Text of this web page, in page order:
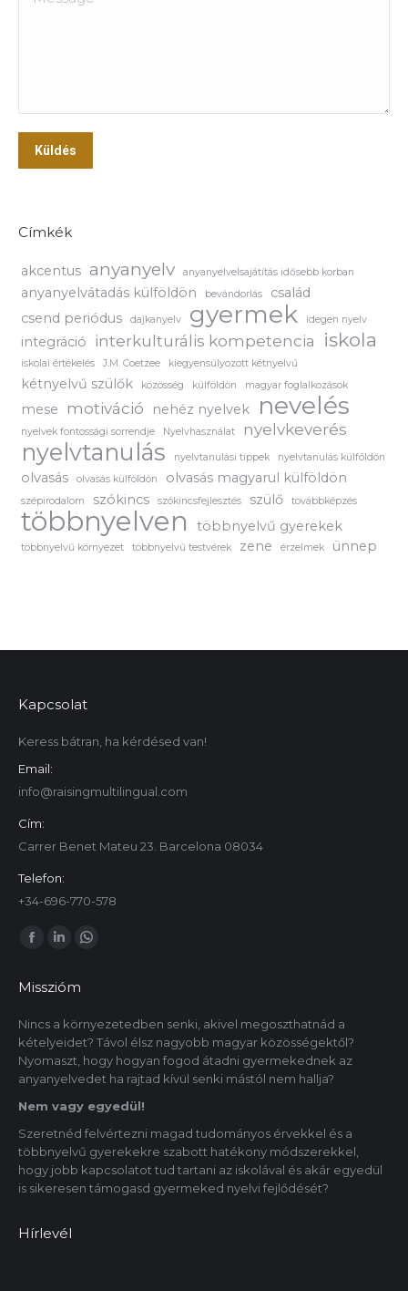
Küldés
Címkék
akcentus anyanyelv anyanyelvelsajátítás idősebb korban
anyanyelvátadás külföldön bevándorlás
család
csend periódus
dajkanyelv gyermek idegen nyelv
integráció interkulturális kompetencia iskola
iskolai értékelés J.M. Coetzee kiegyensúlyozott kétnyelvű
kétnyelvű szülők közösség külföldön magyar foglalkozások
mese motiváció nehéz nyelvek nevelés
nyelvek fontossági sorrendje Nyelvhasználat nyelvkeverés
nyelvtanulás nyelvtanulási tippek nyelvtanulás külföldön
olvasás olvasás külföldön olvasás magyarul külföldön
szépirodalom szókincs szókincsfejlesztés szülő továbbképzés
többnyelven többnyelvű gyerekek
többnyelvű környezet többnyelvű testvérek zene érzelmek ünnep
Kapcsolat
Keress bátran, ha kérdésed van!
Email:
info@raisingmultilingual.com
Cím:
Carrer Benet Mateu 23. Barcelona 08034
Telefon:
+34-696-770-578
Itt is megtalálsz minket:
Facebook
új
ablakban
nyílik
meg.
Linkedin
új
ablakban
nyílik
meg.
Whatsapp
ablakban
nyílik
meg.
Misszióm
Nincs a környezetedben senki, akivel megoszthatnád a
kételyeidet? Távol élsz nagyobb magyar közösségektől?
Nyomaszt, hogy hogyan fogod átadni gyermekednek az
anyanyelvedet ha rajtad kívül senki mástól nem hallja?
Nem vagy egyedül!
Szeretnéd felvértezni magad tudományos érvekkel és a
többnyelvű gyerekekre szabott hatékony módszerekkel,
hogy jobb kapcsolatot tud tartani az iskolával és akár egyedül
is sikeresen támogasd gyermeked nyelvi fejlődését?
Hírlevél